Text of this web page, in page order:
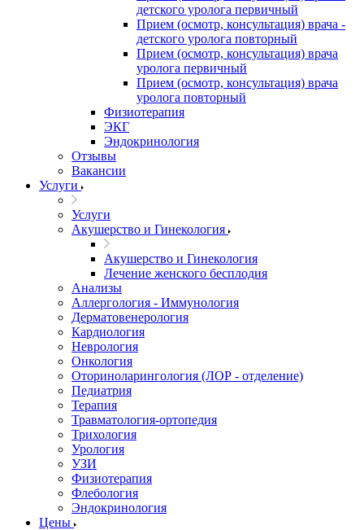
детского уролога первичный
Прием (осмотр, консультация) врача -
детского уролога повторный
Прием (осмотр, консультация) врача
уролога первичный
Прием (осмотр, консультация) врача
уролога повторный
Физиотерапия
ЭКГ
Эндокринология
Отзывы
Вакансии
Услуги
Услуги
Акушерство и Гинекология
Акушерство и Гинекология
Лечение женского бесплодия
Анализы
Аллергология - Иммунология
Дерматовенерология
Кардиология
Неврология
Онкология
Оториноларингология (ЛОР - отделение)
Педиатрия
Терапия
Травматология-ортопедия
Трихология
Урология
УЗИ
Физиотерапия
Флебология
Эндокринология
Цены